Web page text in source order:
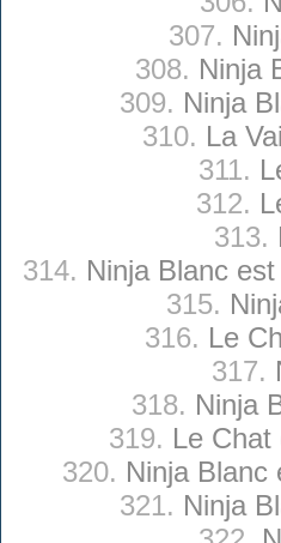
307.
308. Ninja
309. Ninja
310. La
311.
312.
313.
314. Ninja Blanc
315.
316. Le
317.
318. Ninja
319. Le
320. Ninja Blanc
321. Ninja